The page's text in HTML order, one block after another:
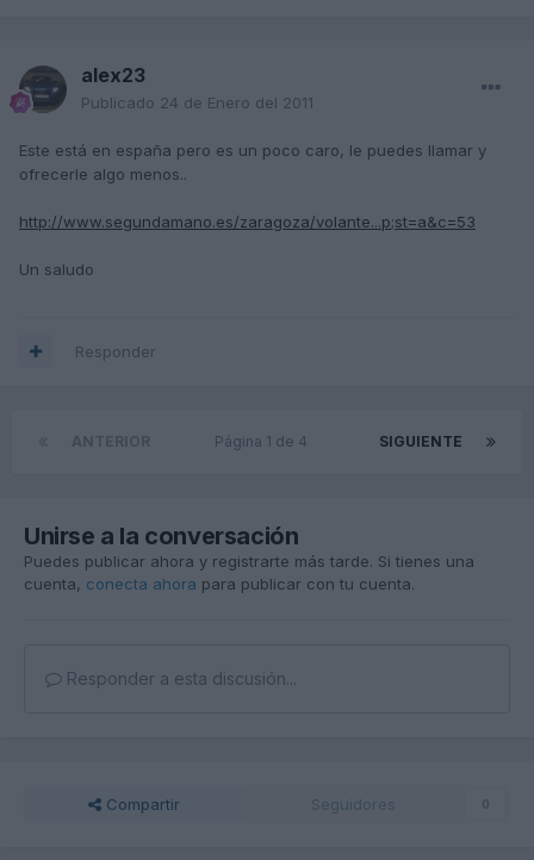
alex23
Publicado 24 de Enero del 2011
Este está en españa pero es un poco caro, le puedes llamar y
ofrecerle algo menos..
http://www.segundamano.es/zaragoza/volante...p;st=a&c=53
Un saludo
Responder
SIGUIENTE
Página 1 de 4
Unirse a la conversación
Puedes publicar ahora y registrarte más tarde. Si tienes una
cuenta, conecta ahora para publicar con tu cuenta.
Responder a esta discusión...
Compartir Seguidores 0